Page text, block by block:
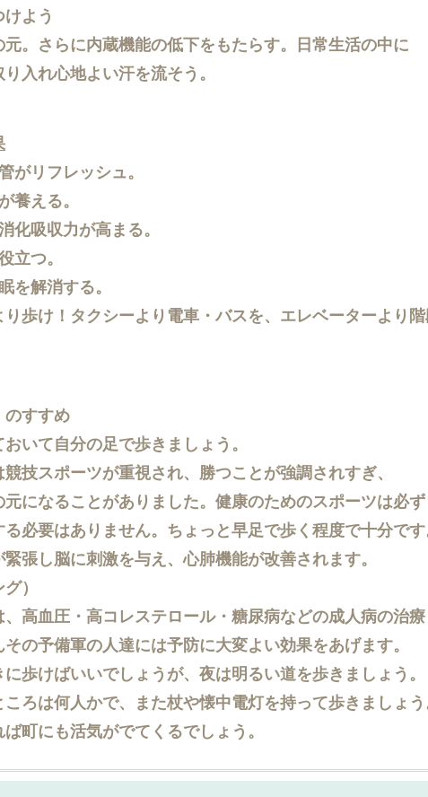
よう
。さらに内蔵機能の低下をもたらす。日常生活の中に
入れ心地よい汗を流そう。
リフレッシュ。
える。
吸収力が高まる。
つ。
解消する。
け！タクシーより電車・バスを、エレベーターより階
すすめ
いて自分の足で歩きましょう。
スポーツが重視され、勝つことが強調されすぎ、
になることがありました。健康のためのスポーツは必ず
要はありません。ちょっと早足で歩く程度で十分です
し脳に刺激を与え、心肺機能が改善されます。
）
高血圧・高コレステロール・糖尿病などの成人病の治療
予備軍の人達には予防に大変よい効果をあげます。
けばいいでしょうが、夜は明るい道を歩きましょう。
は何人かで、また杖や懐中電灯を持って歩きましょう
町にも活気がでてくるでしょう。